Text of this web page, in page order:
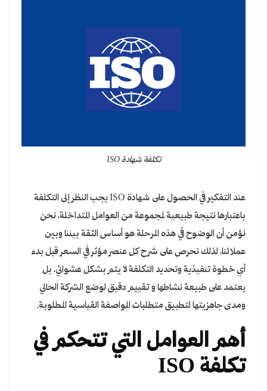
تكلفة شهادة ISO
عند التفكير في الحصول على شهادة ISO يجب النظر إلى التكلفة
باعتبارها نتيجة طبيعية لمجموعة من العوامل المتداخلة، نحن
نؤمن أن الوضوح في هذه المرحلة هو أساس الثقة بيننا وبين
عملائنا، لذلك نحرص على شرح كل عنصر مؤثر في السعر قبل بدء
أي خطوة تنفيذية وتحديد التكلفة لا يتم بشكل عشوائي، بل
يعتمد على طبيعة نشاطها و تقييم دقيق لوضع الشركة الحالي
ومدى جاهزيتها لتطبيق متطلبات المواصفة القياسية المطلوبة.
أهم العوامل التي تتحكم في
تكلفة ISO